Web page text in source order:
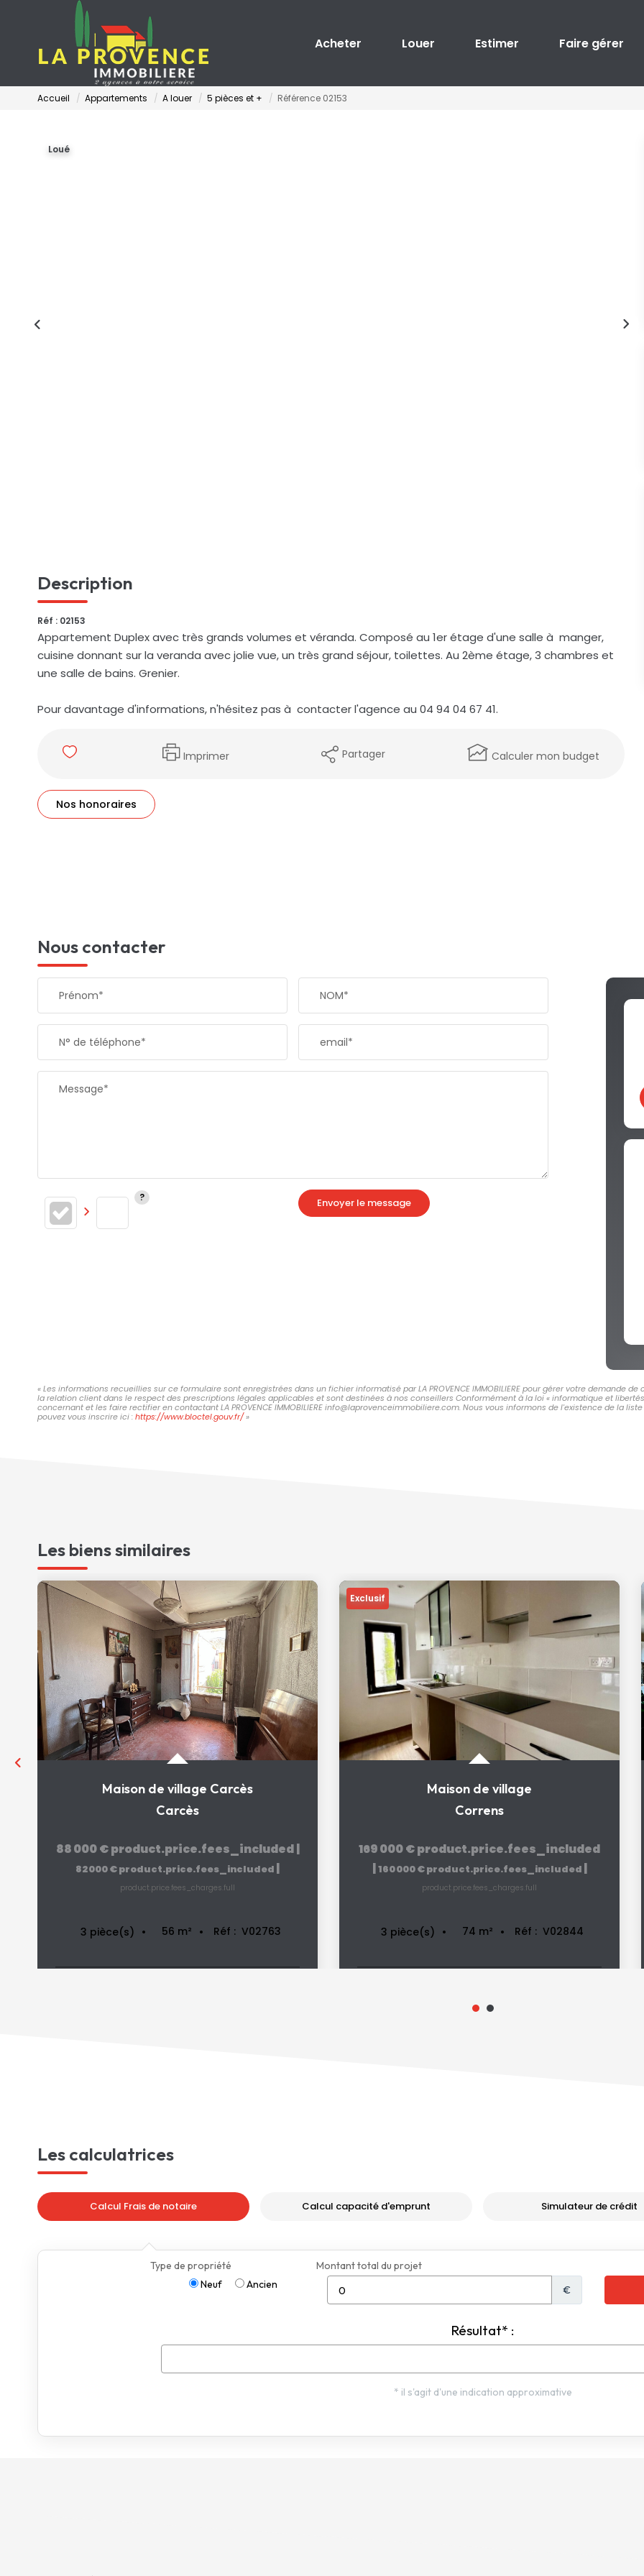
Acheter Louer Estimer Faire gérer
Accueil Appartements A louer 5 pièces et + Référence 02153
Loué
Description
Réf : 02153
Appartement Duplex avec très grands volumes et véranda. Composé au 1er étage d'une salle à manger,
cuisine donnant sur la veranda avec jolie vue, un très grand séjour, toilettes. Au 2ème étage, 3 chambres et
une salle de bains. Grenier.
Pour davantage d'informations, n'hésitez pas à contacter l'agence au 04 94 04 67 41.
Imprimer Partager Calculer mon budget
Nos honoraires
Nous contacter
Prénom* NOM*
N° de téléphone* email*
Message*
Envoyer le message
« Les informations recueillies sur ce formulaire sont enregistrées dans un fichier informatisé par LA PROVENCE IMMOBILIERE pour gérer votre demande
la relation client dans le respect des prescriptions légales applicables et sont destinées à nos conseillers Conformément à la loi « informatique et
concernant et les faire rectifier en contactant LA PROVENCE IMMOBILIERE info@laprovenceimmobiliere.com. Nous vous informons de l'existence de la
pouvez vous inscrire ici : https://www.bloctel.gouv.fr/»
Les biens similaires
Maison de village Carcès
Carcès
88 000 €product.price.fees_included|
82 000 €product.price.fees_included |
product.price.fees_charges.full
3 pièce(s) 56 m² Réf : V02763
Exclusif
Maison de village
Correns
169 000 €product.price.fees_included
|160 000 € product.price.fees_included |
product.price.fees_charges.full
3 pièce(s) 74 m² Réf : V02844
Les calculatrices
Calcul Frais de notaire Calcul capacité d'emprunt Simulateur de crédit